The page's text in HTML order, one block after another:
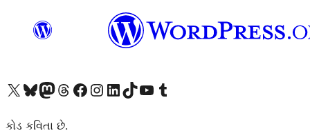
અમારા X (અગાઉ ટ્વિટર) એકાઉન્ટની મુલાકાત લોઅમારા Bluesky એકાઉન્ટની મુલાકાત લોઅમારા માસ્ટોડોન એકાઉન્ટની મુલાકાત લોઅમારા Threads એકાઉન્ટની મુલાકાત લો અમારા ફેસબુક પેજની મુલાકાત લોઅમારા ઇન્સ્ટાગ્રામ એકાઉન્ટની મુલાકાત લો અમારા LinkedIn એકાઉન્ટની મુલાકાત લોઅમારા TikTok એકાઉન્ટની મુલાકાત લોઅમારી YouTube ચેનલની મુલાકાત લો અમારા Tumblr એકાઉન્ટની મુલાકાત લો
કોડ કવિતા છે.